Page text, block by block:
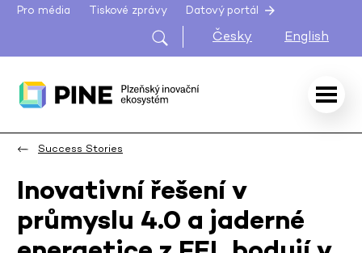
Pro média Tiskové zprávy Datový portál
Česky English
Success Stories
Inovativní řešení v
průmyslu 4.0 a jaderné